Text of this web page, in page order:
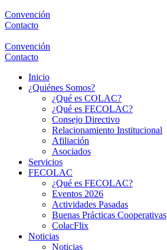
Convención
Contacto
Convención
Contacto
Inicio
¿Quiénes Somos?
¿Qué es COLAC?
¿Qué es FECOLAC?
Consejo Directivo
Relacionamiento Institucional
Afiliación
Asociados
Servicios
FECOLAC
¿Qué es FECOLAC?
Eventos 2026
Actividades Pasadas
Buenas Prácticas Cooperativas
ColacFlix
Noticias
Noticias